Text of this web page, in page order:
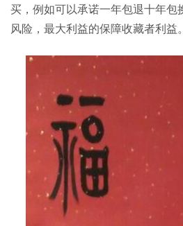
买，例如可以承诺一年包退十年包
风险，最大利益的保障收藏者利益。